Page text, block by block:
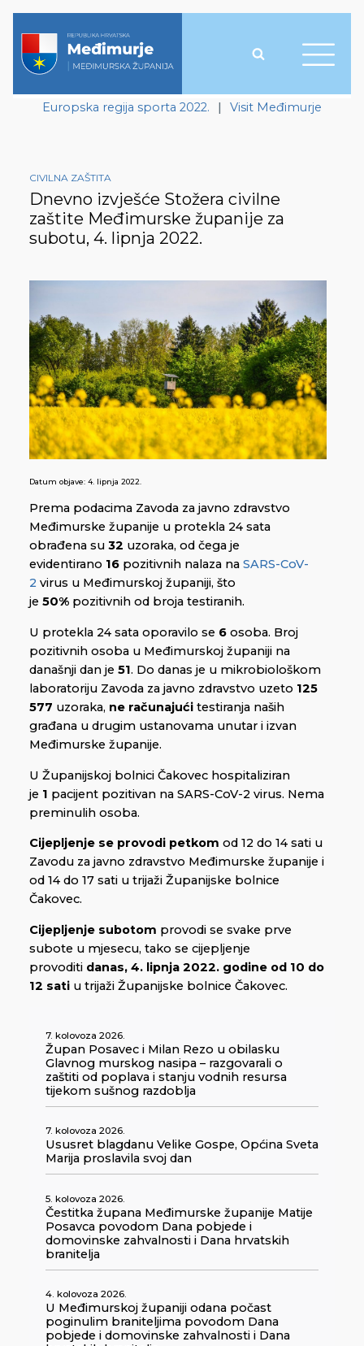
Europska regija sporta 2022. | Visit Međimurje
CIVILNA ZAŠTITA
Dnevno izvješće Stožera civilne
zaštite Međimurske županije za
subotu, 4. lipnja 2022.
Datum objave: 4. lipnja 2022.
Prema podacima Zavoda za javno zdravstvo
Međimurske županije u protekla 24 sata
obrađena su 32 uzoraka, od čega je
evidentirano 16 pozitivnih nalaza na SARS-CoV-
2 virus u Međimurskoj županiji, što
je 50% pozitivnih od broja testiranih.
U protekla 24 sata oporavilo se 6 osoba. Broj
pozitivnih osoba u Međimurskoj županiji na
današnji dan je 51. Do danas je u mikrobiološkom
laboratoriju Zavoda za javno zdravstvo uzeto 125
577 uzoraka, ne računajući testiranja naših
građana u drugim ustanovama unutar i izvan
Međimurske županije.
U Županijskoj bolnici Čakovec hospitaliziran
je 1 pacijent pozitivan na SARS-CoV-2 virus. Nema
preminulih osoba.
Cijepljenje se provodi petkom od 12 do 14 sati u
Zavodu za javno zdravstvo Međimurske županije i
od 14 do 17 sati u trijaži Županijske bolnice
Čakovec.
Cijepljenje subotom provodi se svake prve
subote u mjesecu, tako se cijepljenje
provoditi danas, 4. lipnja 2022. godine od 10 do
12 sati u trijaži Županijske bolnice Čakovec.
7. kolovoza 2026.
Župan Posavec i Milan Rezo u obilasku
Glavnog murskog nasipa – razgovarali o
zaštiti od poplava i stanju vodnih resursa
tijekom sušnog razdoblja
7. kolovoza 2026.
Ususret blagdanu Velike Gospe, Općina Sveta
Marija proslavila svoj dan
5. kolovoza 2026.
Čestitka župana Međimurske županije Matije
Posavca povodom Dana pobjede i
domovinske zahvalnosti i Dana hrvatskih
branitelja
4. kolovoza 2026.
U Međimurskoj županiji odana počast
poginulim braniteljima povodom Dana
pobjede i domovinske zahvalnosti i Dana